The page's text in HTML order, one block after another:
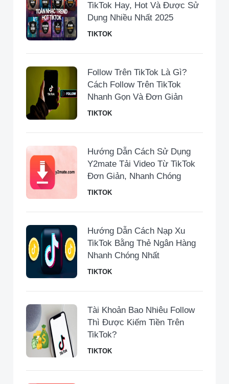
TikTok Hay, Hot Và Được Sử
Dụng Nhiều Nhất 2025
TIKTOK
Follow Trên TikTok Là Gì?
Cách Follow Trên TikTok
Nhanh Gọn Và Đơn Giản
TIKTOK
Hướng Dẫn Cách Sử Dụng
Y2mate Tải Video Từ TikTok
Đơn Giản, Nhanh Chóng
TIKTOK
Hướng Dẫn Cách Nạp Xu
TikTok Bằng Thẻ Ngân Hàng
Nhanh Chóng Nhất
TIKTOK
Tài Khoản Bao Nhiêu Follow
Thì Được Kiếm Tiền Trên
TikTok?
TIKTOK